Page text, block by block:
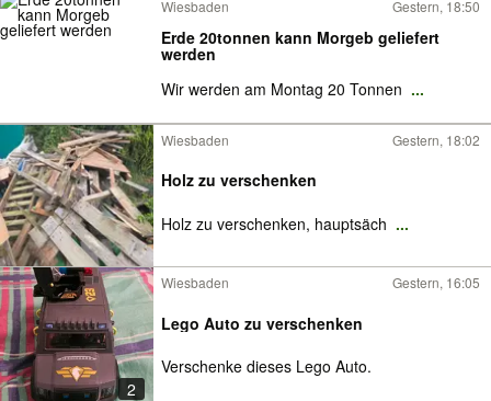
Wiesbaden Gestern, 18:50
Erde 20tonnen kann Morgeb geliefert
werden
Wir werden am Montag 20 Tonnen ...
Wiesbaden Gestern, 18:02
Holz zu verschenken
Holz zu verschenken, hauptsäch ...
2
Wiesbaden Gestern, 16:05
Lego Auto zu verschenken
Verschenke dieses Lego Auto.